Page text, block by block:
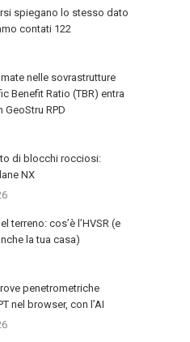
spiegano lo stesso dato
contati 122
nelle sovrastrutture
Benefit Ratio (TBR) entra
RPD
di blocchi rocciosi:
NX
terreno: cos’è l’HVSR (e
la tua casa)
penetrometriche
nel browser, con l’AI